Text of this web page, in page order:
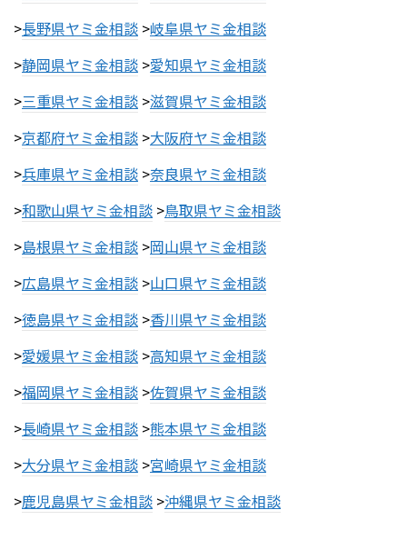
>長野県ヤミ金相談 >岐阜県ヤミ金相談
>静岡県ヤミ金相談 >愛知県ヤミ金相談
>三重県ヤミ金相談 >滋賀県ヤミ金相談
>京都府ヤミ金相談 >大阪府ヤミ金相談
>兵庫県ヤミ金相談 >奈良県ヤミ金相談
>和歌山県ヤミ金相談 >鳥取県ヤミ金相談
>島根県ヤミ金相談 >岡山県ヤミ金相談
>広島県ヤミ金相談 >山口県ヤミ金相談
>徳島県ヤミ金相談 >香川県ヤミ金相談
>愛媛県ヤミ金相談 >高知県ヤミ金相談
>福岡県ヤミ金相談 >佐賀県ヤミ金相談
>長崎県ヤミ金相談 >熊本県ヤミ金相談
>大分県ヤミ金相談 >宮崎県ヤミ金相談
>鹿児島県ヤミ金相談 >沖縄県ヤミ金相談